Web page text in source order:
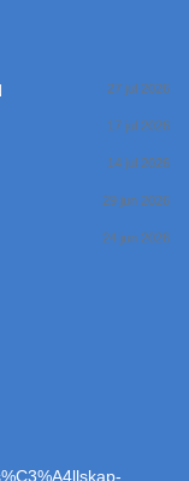
27 jul 2026
17 jul 2026
14 jul 2026
29 jun 2026
24 jun 2026